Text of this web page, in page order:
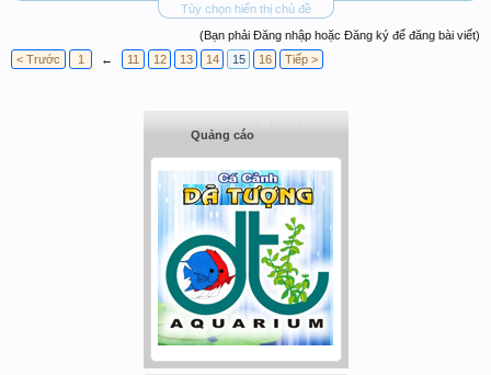
Tùy chọn hiển thị chủ đề
(Bạn phải Đăng nhập hoặc Đăng ký để đăng bài viết)
< Trước
1 ← 11 12 13 14 15 16 Tiếp >
Quảng cáo